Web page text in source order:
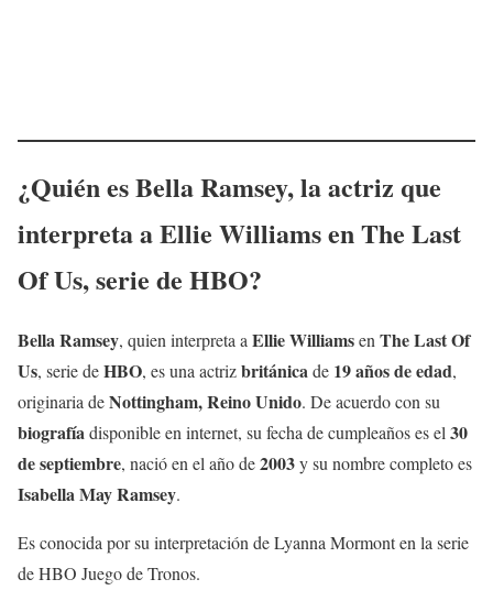
¿Quién esBella Ramsey, laactriz que
interpreta aEllie WilliamsenThe Last
Of Us, serie de HBO?
Bella Ramsey, quien interpreta a EllieWilliamsen The Last Of
Us, serie deHBO, es una actrizbritánicade 19 años de edad,
originaria deNottingham, Reino Unido. De acuerdo con su
biografíadisponible en internet, su fecha de cumpleaños es el 30
de septiembre, nació en el año de2003y su nombre completo es
Isabella May Ramsey.
Es conocida por su interpretación de Lyanna Mormont en la serie
de HBO Juego de Tronos.